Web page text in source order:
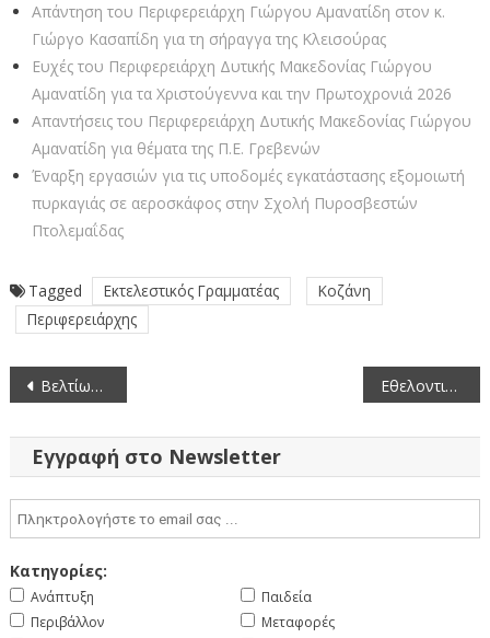
Απάντηση του Περιφερειάρχη Γιώργου Αμανατίδη στον κ.
Γιώργο Κασαπίδη για τη σήραγγα της Κλεισούρας
Ευχές του Περιφερειάρχη Δυτικής Μακεδονίας Γιώργου
Αμανατίδη για τα Χριστούγεννα και την Πρωτοχρονιά 2026
Απαντήσεις του Περιφερειάρχη Δυτικής Μακεδονίας Γιώργου
Αμανατίδη για θέματα της Π.Ε. Γρεβενών
Έναρξη εργασιών για τις υποδομές εγκατάστασης εξομοιωτή
πυρκαγιάς σε αεροσκάφος στην Σχολή Πυροσβεστών
Πτολεμαΐδας
Tagged Εκτελεστικός Γραμματέας
Κοζάνη
Περιφερειάρχης
Πλοήγηση
άρθρων
Βελτίωση αθλητικών εγκαταστάσεων στην Π.Ε. Κοζάνης Εθελοντική Αιμοδοσία από την Αντιπεριφέρεια Υγείας & Κοινωνικής Συνοχής
Εγγραφή στο Newsletter
Κατηγορίες:
Ανάπτυξη
Περιβάλλον
Παιδεία
Μεταφορές